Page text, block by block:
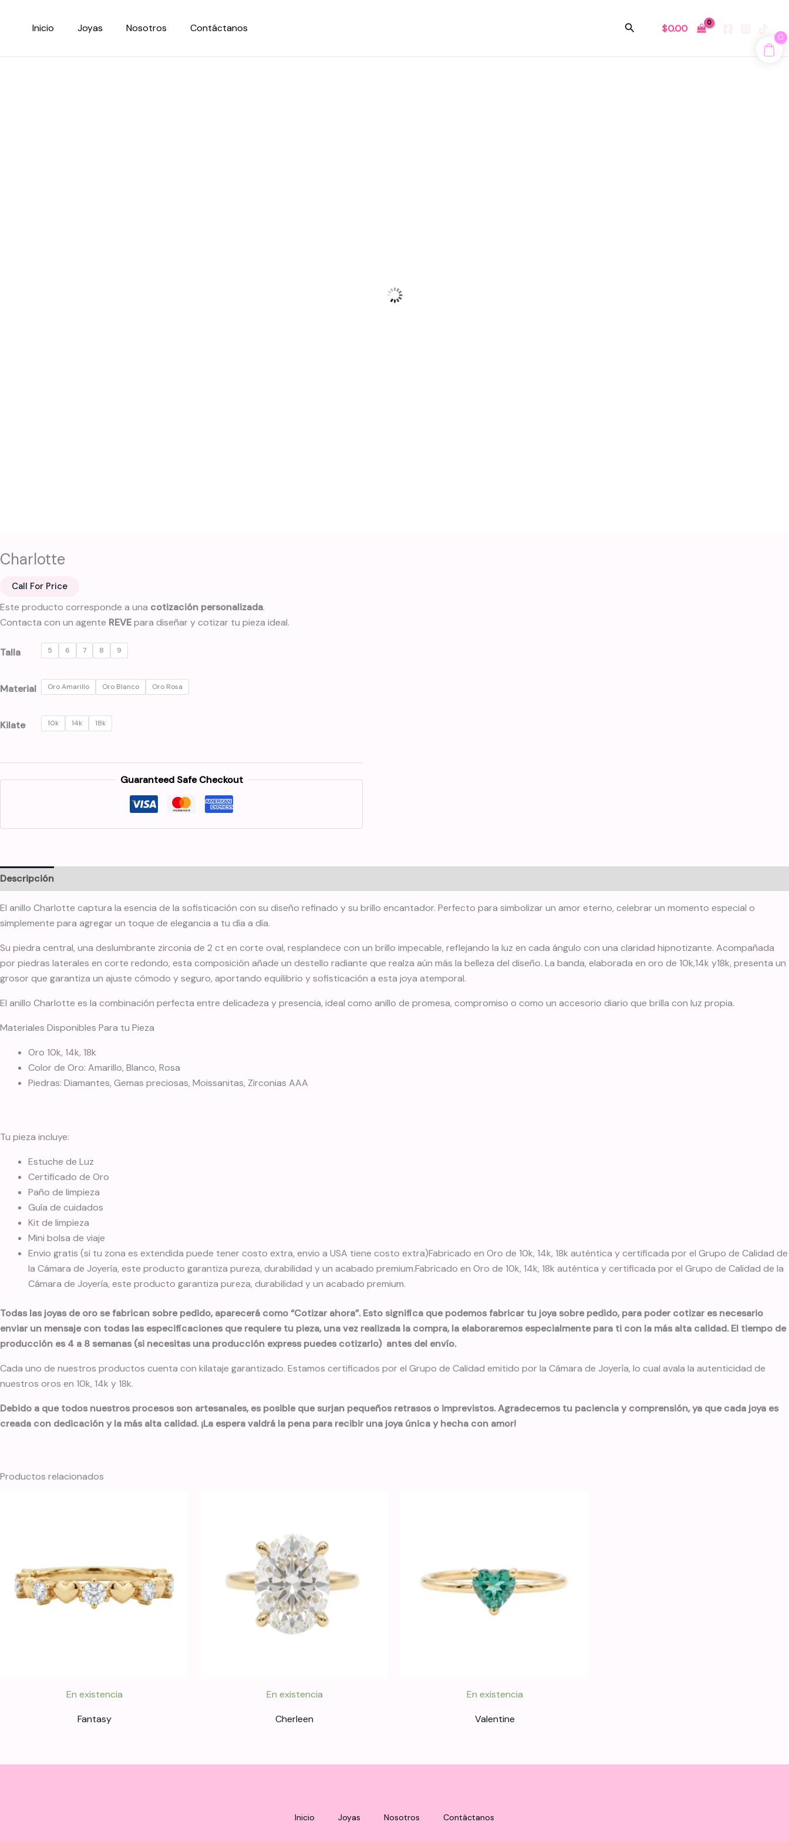
Inicio Joyas Nosotros Contáctanos Buscar $0.00
Charlotte
Call For Price
Este producto corresponde a una cotización personalizada.
Contacta con un agente REVEpara diseñar y cotizar tu pieza ideal.
Talla 5 6 7 8 9
Material Oro Amarillo Oro Blanco Oro Rosa
Kilate 10k 14k 18k
Guaranteed Safe Checkout
Descripción
El anillo Charlotte captura la esencia de la sofisticación con su diseño refinado y su brillo encantador. Perfecto para simbolizar un amor eterno, celebrar un momento especial o
simplemente para agregar un toque de elegancia a tu día a día.
Su piedra central, una deslumbrante zirconia de 2 ct en corte oval, resplandece con un brillo impecable, reflejando la luz en cada ángulo con una claridad hipnotizante. Acompañada
por piedras laterales en corte redondo, esta composición añade un destello radiante que realza aún más la belleza del diseño. La banda, elaborada en oro de 10k,14k y18k, presenta un
grosor que garantiza un ajuste cómodo y seguro, aportando equilibrio y sofisticación a esta joya atemporal.
El anillo Charlotte es la combinación perfecta entre delicadeza y presencia, ideal como anillo de promesa, compromiso o como un accesorio diario que brilla con luz propia.
Materiales Disponibles Para tu Pieza
Oro 10k, 14k, 18k
Color de Oro: Amarillo, Blanco, Rosa
Piedras: Diamantes, Gemas preciosas, Moissanitas, Zirconias AAA
Tu pieza incluye:
Estuche de Luz
Certificado de Oro
Paño de limpieza
Guía de cuidados
Kit de limpieza
Mini bolsa de viaje
Envio gratis (si tu zona es extendida puede tener costo extra, envio a USA tiene costo extra)Fabricado en Oro de 10k, 14k, 18k auténtica y certificada por el Grupo de Calidad de
la Cámara de Joyería, este producto garantiza pureza, durabilidad y un acabado premium.Fabricado en Oro de 10k, 14k, 18k auténtica y certificada por el Grupo de Calidad de la
Cámara de Joyería, este producto garantiza pureza, durabilidad y un acabado premium.
Todas las joyas de oro se fabrican sobre pedido, aparecerá como “Cotizar ahora”. Esto significa que podemos fabricar tu joya sobre pedido, para poder cotizar es necesario
enviar un mensaje con todas las especificaciones que requiere tu pieza, una vez realizada la compra, la elaboraremos especialmente para ti con la más alta calidad. El tiempo de
producción es 4 a 8 semanas (si necesitas una producción express puedes cotizarlo) antes del envío.
Cada uno de nuestros productos cuenta con kilataje garantizado. Estamos certificados por el Grupo de Calidad emitido por la Cámara de Joyería, lo cual avala la autenticidad de
nuestros oros en 10k, 14k y 18k.
Debido a que todos nuestros procesos son artesanales, es posible que surjan pequeños retrasos o imprevistos. Agradecemos tu paciencia y comprensión, ya que cada joya es
creada con dedicación y la más alta calidad. ¡La espera valdrá la pena para recibir una joya única y hecha con amor!
Productos relacionados
En existencia
Fantasy
En existencia
Cherleen
En existencia
Valentine
Inicio Joyas Nosotros Contáctanos
0